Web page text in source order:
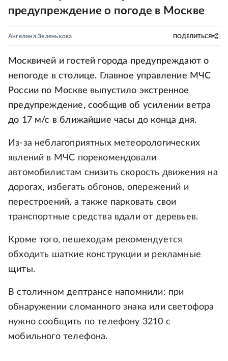
предупреждение о погоде в Москве
Ангелина Зеленькова ПОДЕЛИТЬСЯ
Москвичей и гостей города предупреждают о
непогоде в столице. Главное управление МЧС
России по Москве выпустило экстренное
предупреждение, сообщив об усилении ветра
до 17 м/с в ближайшие часы до конца дня.
Из-за неблагоприятных метеорологических
явлений в МЧС порекомендовали
автомобилистам снизить скорость движения на
дорогах, избегать обгонов, опережений и
перестроений, а также парковать свои
транспортные средства вдали от деревьев.
Кроме того, пешеходам рекомендуется
обходить шаткие конструкции и рекламные
щиты.
В столичном дептрансе напомнили: при
обнаружении сломанного знака или светофора
нужно сообщить по телефону 3210 с
мобильного телефона.